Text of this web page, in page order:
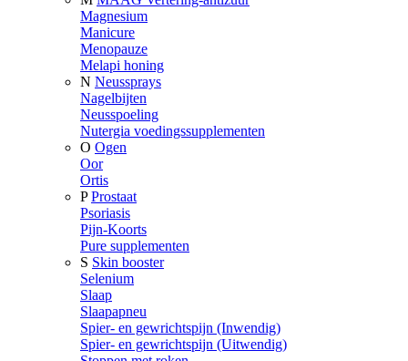
Magnesium
Manicure
Menopauze
Melapi honing
N Neussprays
Nagelbijten
Neusspoeling
Nutergia voedingssupplementen
O Ogen
Oor
Ortis
P Prostaat
Psoriasis
Pijn-Koorts
Pure supplementen
S Skin booster
Selenium
Slaap
Slaapapneu
Spier- en gewrichtspijn (Inwendig)
Spier- en gewrichtspijn (Uitwendig)